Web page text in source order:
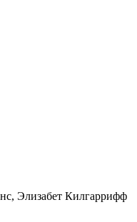
Элизабет Килгаррифф